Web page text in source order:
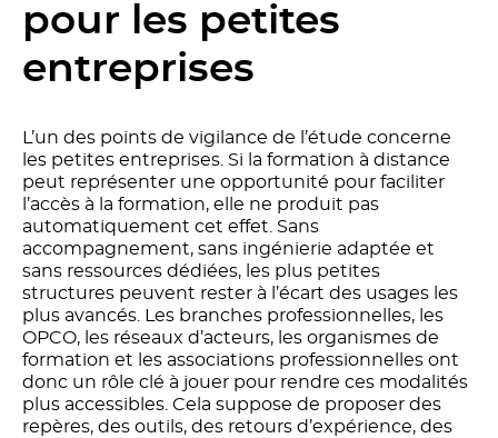
pour les petites
entreprises
L’un des points de vigilance de l’étude concerne
les petites entreprises. Si la formation à distance
peut représenter une opportunité pour faciliter
l’accès à la formation, elle ne produit pas
automatiquement cet effet. Sans
accompagnement, sans ingénierie adaptée et
sans ressources dédiées, les plus petites
structures peuvent rester à l’écart des usages les
plus avancés. Les branches professionnelles, les
OPCO, les réseaux d’acteurs, les organismes de
formation et les associations professionnelles ont
donc un rôle clé à jouer pour rendre ces modalités
plus accessibles. Cela suppose de proposer des
repères, des outils, des retours d’expérience, des